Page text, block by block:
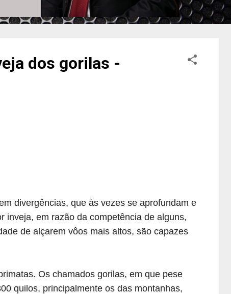
dos gorilas -
divergências, que às vezes se aprofundam e
inveja, em razão da competência de alguns,
de alçarem vôos mais altos, são capazes
Os chamados gorilas, em que pese
quilos, principalmente os das montanhas,